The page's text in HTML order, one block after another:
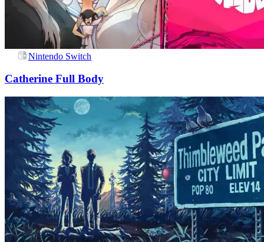
Nintendo Switch
Catherine Full Body